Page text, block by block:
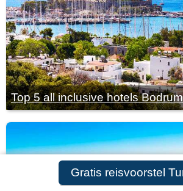
Gratis reisvoorstel
Top 5 all inclusive hotels Bodrum